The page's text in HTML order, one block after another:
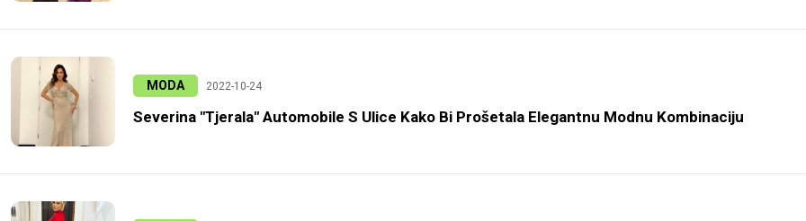
MODA 2022-10-24
Severina "tjerala" Automobile S Ulice Kako Bi Prošetala Elegantnu Modnu Kombinaciju